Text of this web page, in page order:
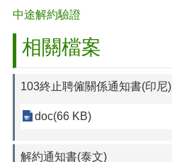
中途解約驗證
相關檔案
103終止聘僱關係通知書(印尼)
doc(66 KB)
解約通知書(泰文)